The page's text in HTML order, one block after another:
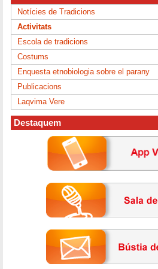
Notícies de Tradicions
Activitats
Escola de tradicions
Costums
Enquesta etnobiologia sobre el parany
Publicacions
Laqvima Vere
Destaquem